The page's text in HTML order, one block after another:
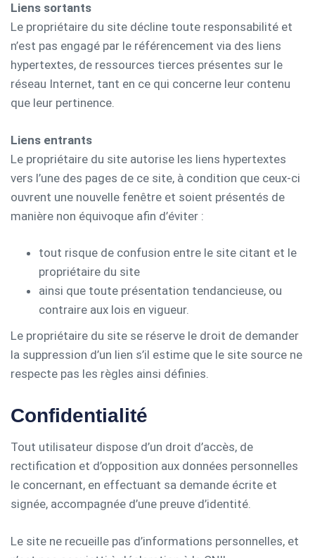
Liens sortants
Le propriétaire du site décline toute responsabilité et
n’est pas engagé par le référencement via des liens
hypertextes, de ressources tierces présentes sur le
réseau Internet, tant en ce qui concerne leur contenu
que leur pertinence.
Liens entrants
Le propriétaire du site autorise les liens hypertextes
vers l’une des pages de ce site, à condition que ceux-ci
ouvrent une nouvelle fenêtre et soient présentés de
manière non équivoque afin d’éviter :
tout risque de confusion entre le site citant et le
propriétaire du site
ainsi que toute présentation tendancieuse, ou
contraire aux lois en vigueur.
Le propriétaire du site se réserve le droit de demander
la suppression d’un lien s’il estime que le site source ne
respecte pas les règles ainsi définies.
Confidentialité
Tout utilisateur dispose d’un droit d’accès, de
rectification et d’opposition aux données personnelles
le concernant, en effectuant sa demande écrite et
signée, accompagnée d’une preuve d’identité.
Le site ne recueille pas d’informations personnelles, et